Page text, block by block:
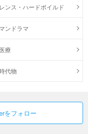
ンス・ハードボイルド
ンドラマ
療
代物
をフォロー